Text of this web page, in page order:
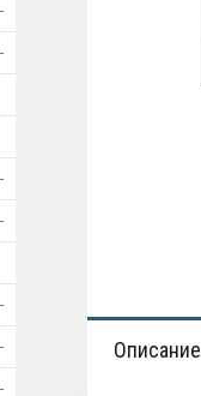
Описание